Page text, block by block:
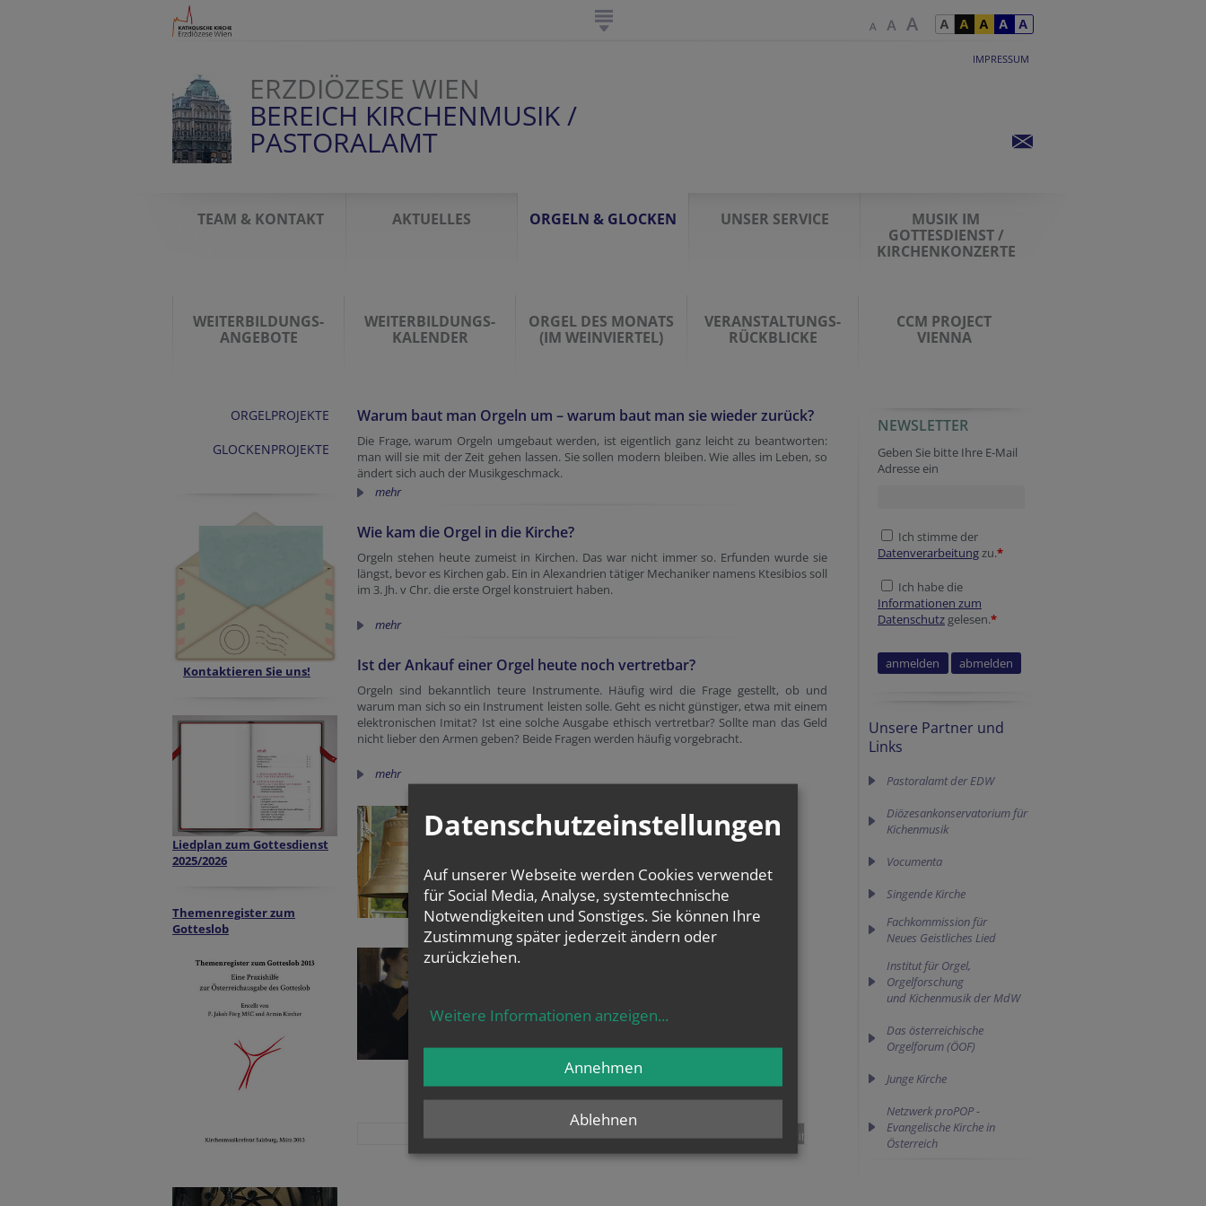
IMPRESSUM
ERZDIÖZESE WIEN
BEREICH KIRCHENMUSIK /
PASTORALAMT
TEAM & KONTAKT AKTUELLES ORGELN & GLOCKEN UNSER SERVICE
MUSIK IM
GOTTESDIENST /
KIRCHENKONZERTE
WEITERBILDUNGS-
ANGEBOTE
WEITERBILDUNGS-
KALENDER
ORGEL DES MONATS
(IM WEINVIERTEL)
VERANSTALTUNGS-
RÜCKBLICKE
CCM PROJECT
VIENNA
ORGELPROJEKTE
GLOCKENPROJEKTE
Kontaktieren Sie uns!
Liedplan zum Gottesdienst
2025/2026
Themenregister zum
Gotteslob
Warum baut man Orgeln um – warum baut man sie wieder zurück?
Die Frage, warum Orgeln umgebaut werden, ist eigentlich ganz leicht zu beantworten:
man will sie mit der Zeit gehen lassen. Sie sollen modern bleiben. Wie alles im Leben, so
ändert sich auch der Musikgeschmack.
mehr
Wie kam die Orgel in die Kirche?
Orgeln stehen heute zumeist in Kirchen. Das war nicht immer so. Erfunden wurde sie
längst, bevor es Kirchen gab. Ein in Alexandrien tätiger Mechaniker namens Ktesibios soll
im 3. Jh. v Chr. die erste Orgel konstruiert haben.
mehr
Ist der Ankauf einer Orgel heute noch vertretbar?
Orgeln sind bekanntlich teure Instrumente. Häufig wird die Frage gestellt, ob und
warum man sich so ein Instrument leisten solle. Geht es nicht günstiger, etwa mit einem
elektronischen Imitat? Ist eine solche Ausgabe ethisch vertretbar? Sollte man das Geld
nicht lieber den Armen geben? Beide Fragen werden häufig vorgebracht.
mehr
Die Geschichte der Glocke
mehr
mehr
teilen tweet pin it
NEWSLETTER
Geben Sie bitte Ihre E-Mail
Adresse ein
Ich stimme der
Datenverarbeitungzu.*
Ich habe die
Informationen zum
Datenschutz gelesen.*
Unsere Partner und
Links
Pastoralamt der EDW
Diözesankonservatorium für
Kichenmusik
Vocumenta
Singende Kirche
Fachkommission für
Neues Geistliches Lied
Institut für Orgel,
Orgelforschung
und Kichenmusik der MdW
Das österreichische
Orgelforum (ÖOF)
Junge Kirche
Netzwerk proPOP -
Evangelische Kirche in
Österreich
Datenschutzeinstellungen
Auf unserer Webseite werden Cookies verwendet
für Social Media, Analyse, systemtechnische
Notwendigkeiten und Sonstiges. Sie können Ihre
Zustimmung später jederzeit ändern oder
zurückziehen.
Weitere Informationen anzeigen...
Ablehnen
Annehmen